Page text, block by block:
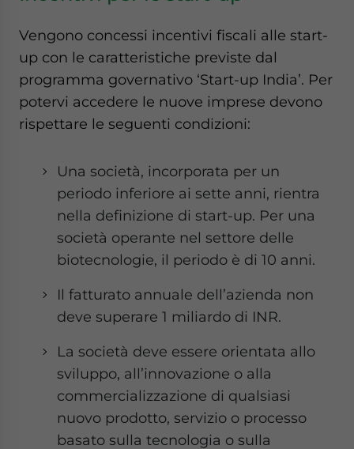
Vengono concessi incentivi fiscali alle start-
up con le caratteristiche previste dal
programma governativo ‘Start-up India’. Per
potervi accedere le nuove imprese devono
rispettare le seguenti condizioni:
Una società, incorporata per un
periodo inferiore ai sette anni, rientra
nella definizione di start-up. Per una
società operante nel settore delle
biotecnologie, il periodo è di 10 anni.
Il fatturato annuale dell’azienda non
deve superare 1 miliardo di INR.
La società deve essere orientata allo
sviluppo, all’innovazione o alla
commercializzazione di qualsiasi
nuovo prodotto, servizio o processo
basato sulla tecnologia o sulla